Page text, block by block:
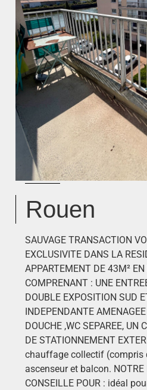
Rouen
SAUVAGE TRANSACTION
EXCLUSIVITE DANS LA
APPARTEMENT DE 43M² EN
COMPRENANT : UNE
DOUBLE EXPOSITION SUD
INDEPENDANTE
DOUCHE ,WC SEPAREE, UN
DE STATIONNEMENT
chauffage collectif (compris
ascenseur et balcon. NOTRE
CONSEILLE POUR : idéal